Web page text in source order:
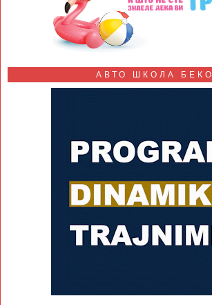
АВТО ШКОЛА БЕКО